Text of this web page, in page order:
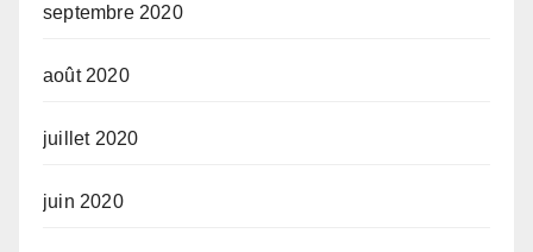
septembre 2020
août 2020
juillet 2020
juin 2020